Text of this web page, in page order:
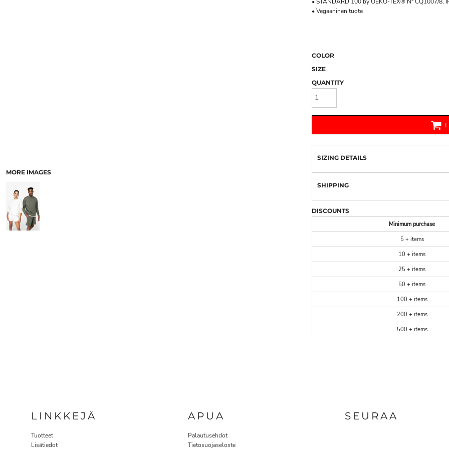
MORE IMAGES
• Vegaaninen tuote
COLOR
SIZE
QUANTITY
SIZING DETAILS
SHIPPING
DISCOUNTS
Minimum purchase
5 + items
10 + items
25 + items
50 + items
100 + items
200 + items
500 + items
LINKKEJÄ
Tuotteet
Lisätiedot
APUA
Palautusehdot
Tietosuojaseloste
SEURAA